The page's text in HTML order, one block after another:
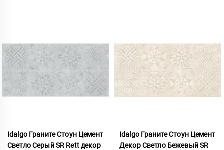
Idalgo Граните Стоун Цемент
Светло Серый SR Rett декор
Idalgo Граните Стоун Цемент
Декор Светло Бежевый SR